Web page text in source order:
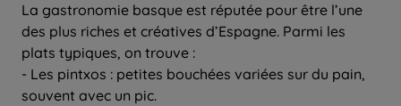
La gastronomie basque est réputée pour être l’une
des plus riches et créatives d’Espagne. Parmi les
plats typiques, on trouve :
- Les pintxos : petites bouchées variées sur du pain,
souvent avec un pic.